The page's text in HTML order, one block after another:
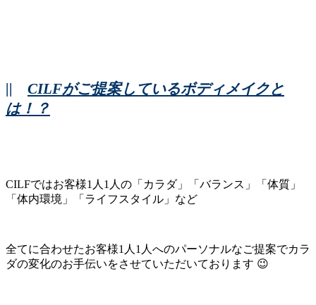
|| CILFがご提案しているボディメイクと
は！？
CILFではお客様1人1人の「カラダ」「バランス」「体質」
「体内環境」「ライフスタイル」など
全てに合わせたお客様1人1人へのパーソナルなご提案でカラ
ダの変化のお手伝いをさせていただいております 😉